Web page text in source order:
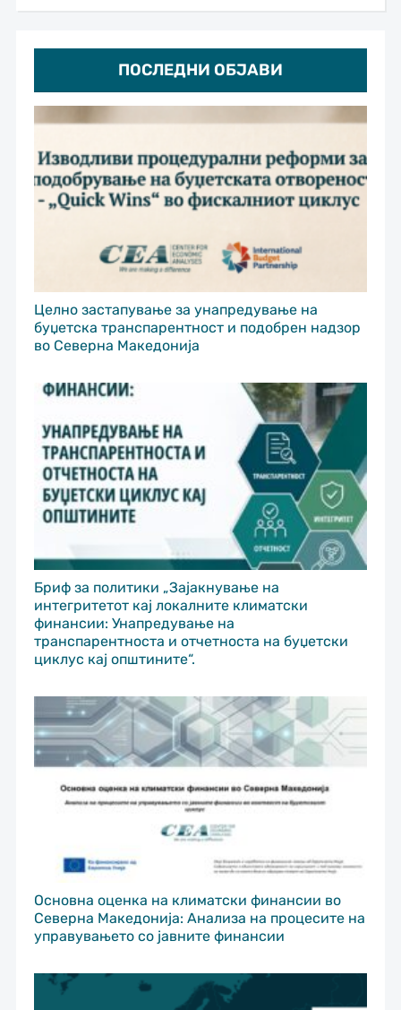
ПОСЛЕДНИ ОБЈАВИ
Целно застапување за унапредување на
буџетска транспарентност и подобрен надзор
во Северна Македонија
Бриф за политики „Зајакнување на
интегритетот кај локалните климатски
финансии: Унапредување на
транспарентноста и отчетноста на буџетски
циклус кај општините“.
Основна оценка на климатски финансии во
Северна Македонија: Анализа на процесите на
управувањето со јавните финансии